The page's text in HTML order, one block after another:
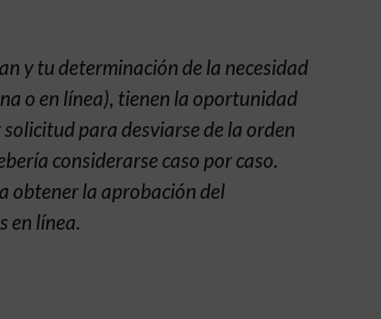
y tu determinación de la necesidad
o en línea), tienen la oportunidad
para desviarse de la orden
considerarse caso por caso.
obtener la aprobación del
en línea.